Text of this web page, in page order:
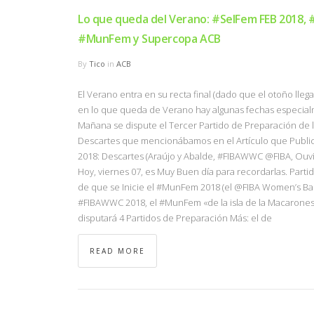
Lo que queda del Verano: #SelFem FEB 2018,
#MunFem y Supercopa ACB
By Tico in ACB
El Verano entra en su recta final (dado que el otoño
en lo que queda de Verano hay algunas fechas
Mañana se dispute el Tercer Partido de Preparación de
Descartes que mencionábamos en el Artículo que
2018: Descartes (Araújo y Abalde, #FIBAWWC @FIBA,
Hoy, viernes 07, es Muy Buen día para recordarlas.
de que se Inicie el #MunFem 2018 (el @FIBA Women’s
#FIBAWWC 2018, el #MunFem «de la isla de la
disputará 4 Partidos de Preparación Más: el de
READ MORE